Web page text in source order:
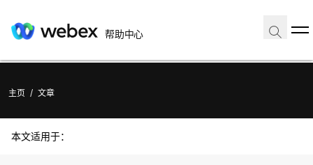
帮助中心
主页 / 文章
本文适用于：